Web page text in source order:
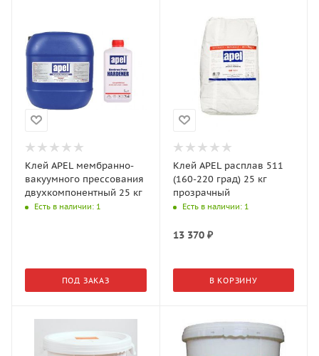
Клей APEL мембранно-
вакуумного прессования
двухкомпонентный 25 кг
Есть в наличии: 1
ПОД ЗАКАЗ
Клей APEL расплав 511
(160-220 град) 25 кг
прозрачный
Есть в наличии: 1
13 370₽
В КОРЗИНУ